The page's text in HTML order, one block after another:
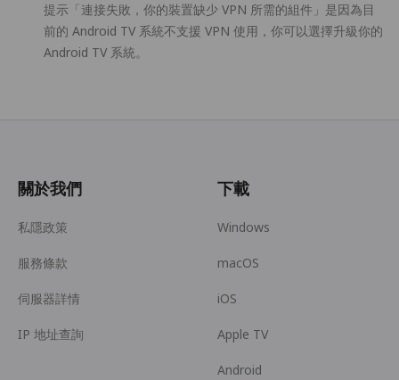
提示「連接失敗，你的裝置缺少 VPN 所需的組件」是因為目
前的 Android TV 系統不支援 VPN 使用，你可以選擇升級你的
Android TV 系統。
關於我們
私隱政策
服務條款
伺服器詳情
IP 地址查詢
下載
Windows
macOS
iOS
Apple TV
Android